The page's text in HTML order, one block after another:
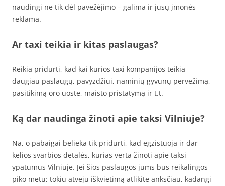
naudingi ne tik dėl pavežėjimo – galima ir jūsų įmonės
reklama.
Ar taxi teikia ir kitas paslaugas?
Reikia pridurti, kad kai kurios taxi kompanijos teikia
daugiau paslaugų, pavyzdžiui, naminių gyvūnų pervežimą,
pasitikimą oro uoste, maisto pristatymą ir t.t.
Ką dar naudinga žinoti apie taksi Vilniuje?
Na, o pabaigai belieka tik pridurti, kad egzistuoja ir dar
kelios svarbios detalės, kurias verta žinoti apie taksi
ypatumus Vilniuje. Jei šios paslaugos jums bus reikalingos
piko metu; tokiu atveju iškvietimą atlikite anksčiau, kadangi